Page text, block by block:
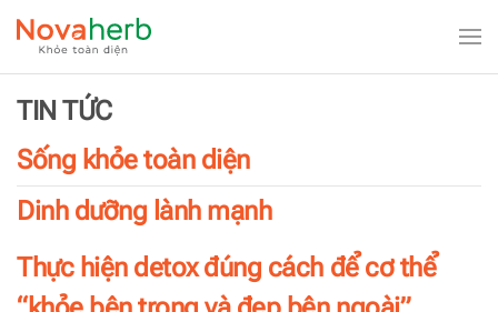
Skip to main content
TIN TỨC
Sống khỏe toàn diện
Dinh dưỡng lành mạnh
Thực hiện detox đúng cách để cơ thể